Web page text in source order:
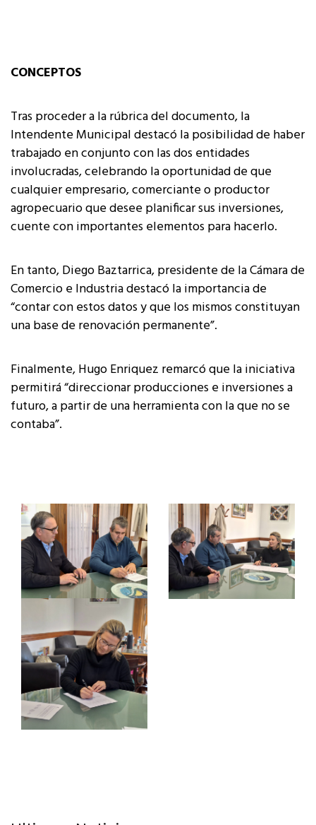
CONCEPTOS
Tras proceder a la rúbrica del documento, la
Intendente Municipal destacó la posibilidad de haber
trabajado en conjunto con las dos entidades
involucradas, celebrando la oportunidad de que
cualquier empresario, comerciante o productor
agropecuario que desee planificar sus inversiones,
cuente con importantes elementos para hacerlo.
En tanto, Diego Baztarrica, presidente de la Cámara de
Comercio e Industria destacó la importancia de
“contar con estos datos y que los mismos constituyan
una base de renovación permanente”.
Finalmente, Hugo Enriquez remarcó que la iniciativa
permitirá “direccionar producciones e inversiones a
futuro, a partir de una herramienta con la que no se
contaba”.